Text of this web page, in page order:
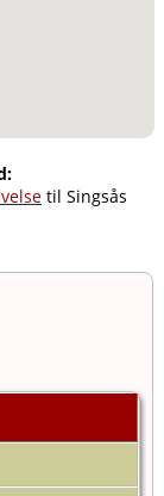
til Singsås